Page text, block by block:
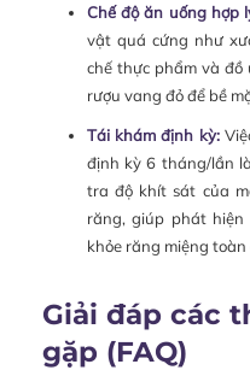
Chế độ ăn uống hợp
vật quá cứng như
chế thực phẩm và đồ
rượu vang đỏ để bề
Tái khám định kỳ:
định kỳ 6 tháng/lần
tra độ khít sát của
răng, giúp phát hiện
khỏe răng miệng toàn
Giải đáp các
gặp (FAQ)